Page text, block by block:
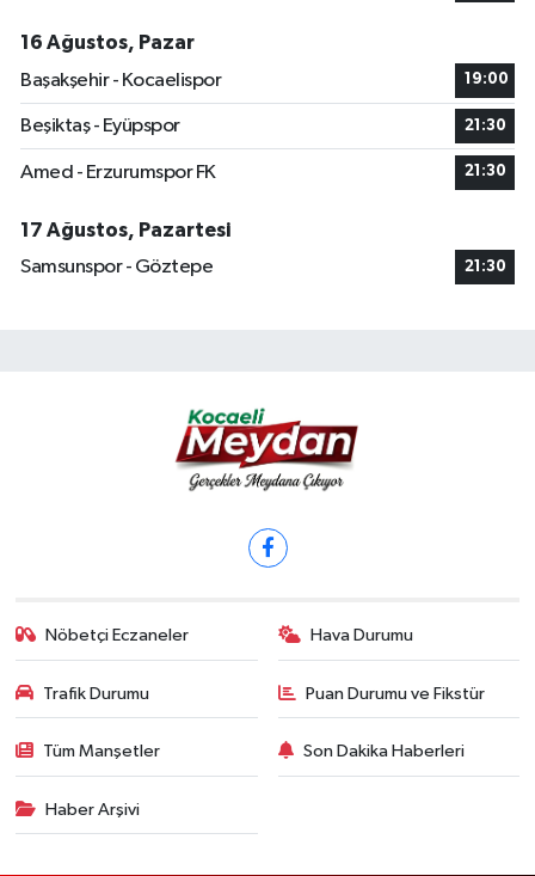
16 Ağustos, Pazar
Başakşehir - Kocaelispor
19:00
Beşiktaş - Eyüpspor 21:30
Amed - Erzurumspor FK 21:30
17 Ağustos, Pazartesi
Samsunspor - Göztepe
21:30
Nöbetçi Eczaneler Hava Durumu
Trafik Durumu Puan Durumu ve Fikstür
Tüm Manşetler Son Dakika Haberleri
Haber Arşivi